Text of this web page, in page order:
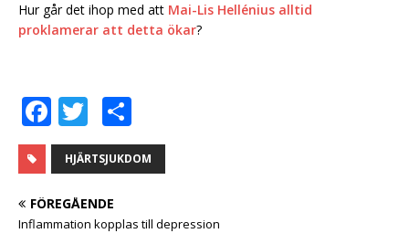
Hur går det ihop med att Mai-Lis Hellénius alltid
proklamerar att detta ökar?
F
a
c
e
b
T
w
it
te
r
el
a
HJÄRTSJUKDOM
FÖREGÅENDE
Inflammation kopplas till depression